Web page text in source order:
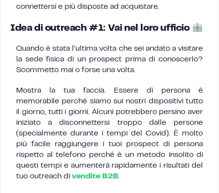
connettersi e più disposte ad acquistare.
Idea di outreach #1: Vai nel loro ufficio
Quando è stata l’ultima volta che sei andato a visitare
la sede fisica di un prospect prima di conoscerlo?
Scommetto mai o forse una volta.
Mostra la tua faccia. Essere di persona è
memorabile perché siamo sui nostri dispositivi tutto
il giorno, tutti i giorni. Alcuni potrebbero persino aver
iniziato a disconnettersi troppo dalle persone
(specialmente durante i tempi del Covid). È molto
più facile raggiungere i tuoi prospect di persona
rispetto al telefono perché è un metodo insolito di
questi tempi e aumenterà rapidamente i risultati del
tuo outreach di vendite B2B.